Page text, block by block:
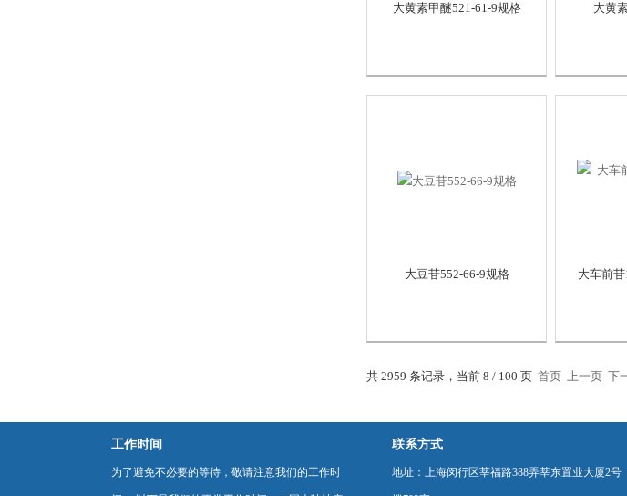
大黄素甲醚521-61-9规格 大黄
大豆苷552-66-9规格 大车前
共 2959 条记录，当前 8 / 100 页 首页 上一页 下
工作时间
为了避免不必要的等待，敬请注意我们的工作时
联系方式
地址：上海闵行区莘福路388弄莘东置业大厦2号